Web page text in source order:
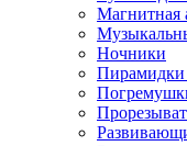
Магнитная
Ночники
Пирамидки